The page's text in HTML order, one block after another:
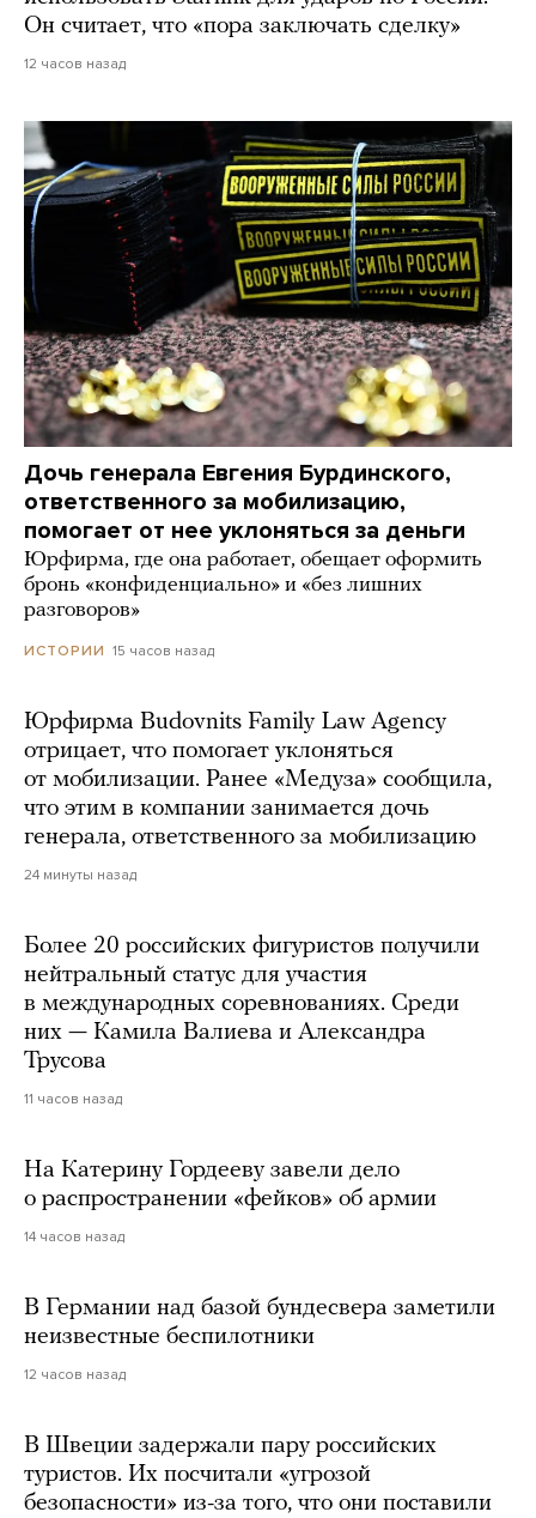
Он считает, что «пора заключать сделку»
12 часов назад
Дочь генерала Евгения Бурдинского,
ответственного за мобилизацию,
помогает от нее уклоняться за деньги
Юрфирма, где она работает, обещает оформить
бронь «конфиденциально» и «без лишних
разговоров»
ИСТОРИИ 15 часов назад
Юрфирма Budovnits Family Law Agency
отрицает, что помогает уклоняться
от мобилизации. Ранее «Медуза» сообщила,
что этим в компании занимается дочь
генерала, ответственного за мобилизацию
24 минуты назад
Более 20 российских фигуристов получили
нейтральный статус для участия
в международных соревнованиях. Среди
них — Камила Валиева и Александра
Трусова
11 часов назад
На Катерину Гордееву завели дело
о распространении «фейков» об армии
14 часов назад
В Германии над базой бундесвера заметили
неизвестные беспилотники
12 часов назад
В Швеции задержали пару российских
туристов. Их посчитали «угрозой
безопасности» из-за того, что они поставили